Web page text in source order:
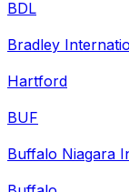
BDL
Bradley
Hartford
BUF
Buffalo Niagara